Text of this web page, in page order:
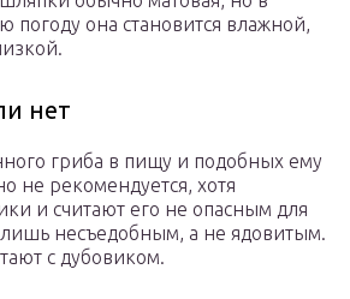
погоду она становится влажной,
нет
гриба в пищу и подобных ему
не рекомендуется, хотя
и считают его не опасным для
лишь несъедобным, а не ядовитым.
с дубовиком.